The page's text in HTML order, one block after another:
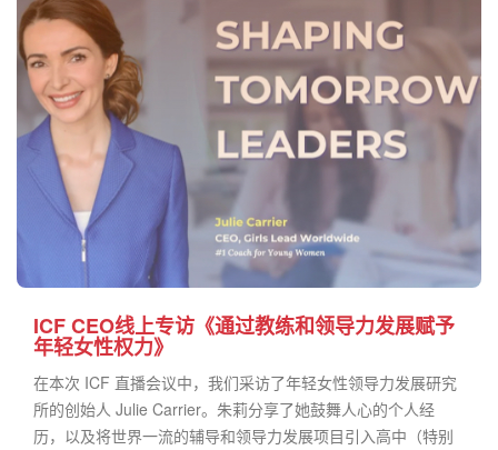
ICF CEO线上专访《通过教练和领导力发展赋予
年轻女性权力》
在本次 ICF 直播会议中，我们采访了年轻女性领导力发展研究
所的创始人 Julie Carrier。朱莉分享了她鼓舞人心的个人经
历，以及将世界一流的辅导和领导力发展项目引入高中（特别